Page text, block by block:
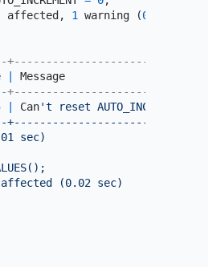
affected, 1 warning (0.07
Can't reset AUTO_INCREMENT
sec)
affected (0.02 sec)